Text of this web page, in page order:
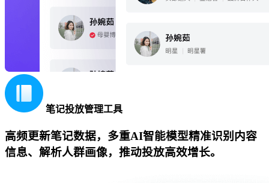
笔记投放管理工具
高频更新笔记数据，多重AI智能模型精准识别内容
信息、解析人群画像，推动投放高效增长。